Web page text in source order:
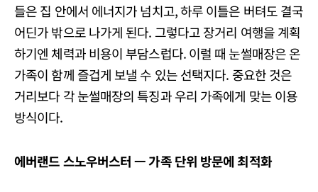
들은 집 안에서 에너지가 넘치고, 하루 이틀은 버텨도 결국
어딘가 밖으로 나가게 된다. 그렇다고 장거리 여행을 계획
하기엔 체력과 비용이 부담스럽다. 이럴 때 눈썰매장은 온
가족이 함께 즐겁게 보낼 수 있는 선택지다. 중요한 것은
거리보다 각 눈썰매장의 특징과 우리 가족에게 맞는 이용
방식이다.
에버랜드스노우버스터ㅡ가족단위 방문에 최적화